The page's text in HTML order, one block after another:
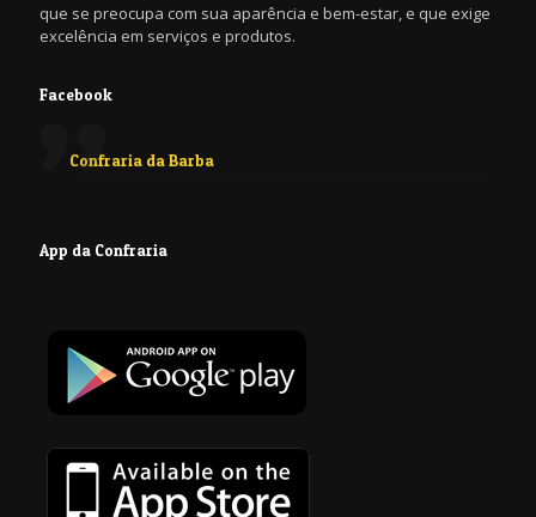
que se preocupa com sua aparência e bem-estar, e que exige
excelência em serviços e produtos.
Facebook
Confraria da Barba
App da Confraria